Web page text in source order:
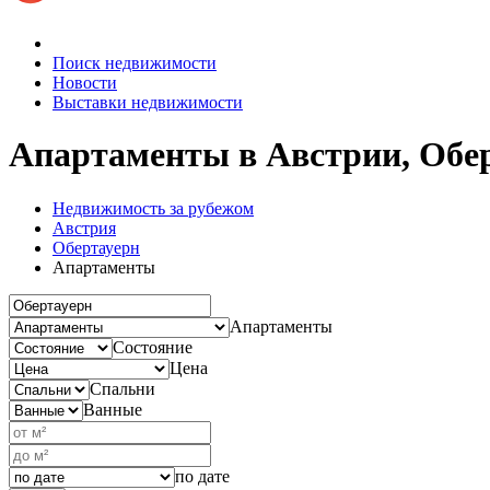
Поиск недвижимости
Новости
Выставки недвижимости
Апартаменты в Австрии,
Недвижимость за рубежом
Австрия
Обертауерн
Апартаменты
Апартаменты
Состояние
Цена
Спальни
Ванные
по дате